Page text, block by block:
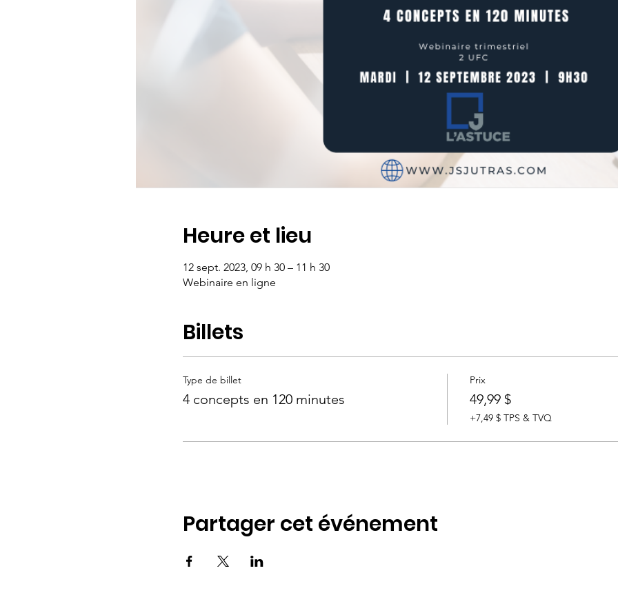
Heure et lieu
12 sept. 2023, 09 h 30 – 11 h 30
Webinaire en ligne
Billets
Type de billet
4 concepts en 120 minutes
Prix
49,99 $
+7,49 $ TPS & TVQ
Partager cet événement